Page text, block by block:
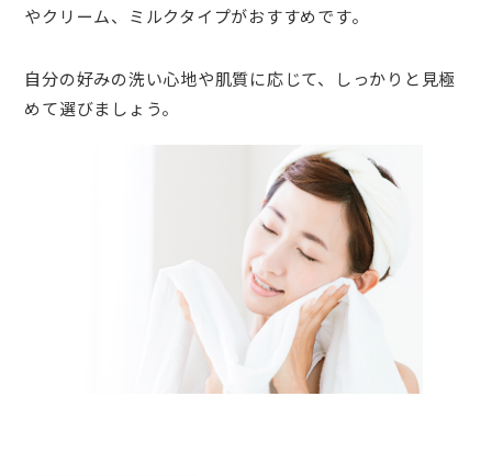
やクリーム、ミルクタイプがおすすめです。
自分の好みの洗い心地や肌質に応じて、しっかりと見極
めて選びましょう。